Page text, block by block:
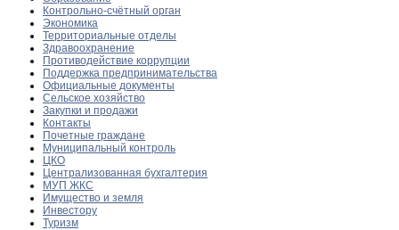
Контрольно-счётный орган
Экономика
Территориальные отделы
Здравоохранение
Противодействие коррупции
Поддержка предпринимательства
Официальные документы
Сельское хозяйство
Закупки и продажи
Контакты
Почетные граждане
Муниципальный контроль
ЦКО
Централизованная бухгалтерия
МУП ЖКС
Имущество и земля
Инвестору
Туризм